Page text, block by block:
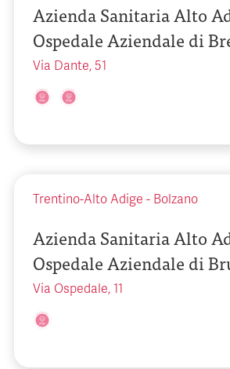
Azienda Sanitaria Alto
Ospedale Aziendale di
Via Dante, 51
Trentino-Alto Adige - Bolzano
Azienda Sanitaria Alto
Ospedale Aziendale di
Via Ospedale, 11